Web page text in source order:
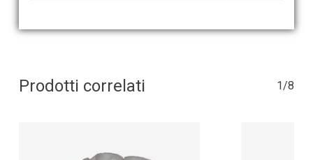
Prodotti correlati 1/8